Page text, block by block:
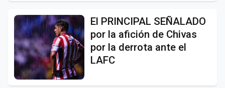
El PRINCIPAL SEÑALADO
por la afición de Chivas
por la derrota ante el
LAFC